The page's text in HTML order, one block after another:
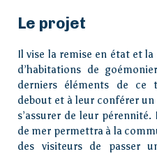
Accueil
Le projet
Il vise la remise en état et
d’habitations de
derniers éléments de ce
debout et à leur conférer un
s’assurer de leur
de mer permettra à la
des visiteurs de passer